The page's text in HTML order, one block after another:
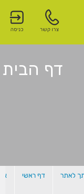
צרו קשר כניסה
דף הבית
לאתר דף ראשי